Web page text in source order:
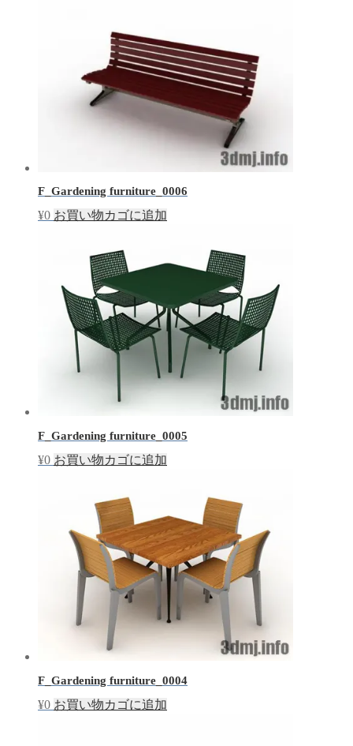
F_Gardening furniture_0006
¥0 お買い物カゴに追加
F_Gardening furniture_0005
¥0 お買い物カゴに追加
F_Gardening furniture_0004
¥0 お買い物カゴに追加